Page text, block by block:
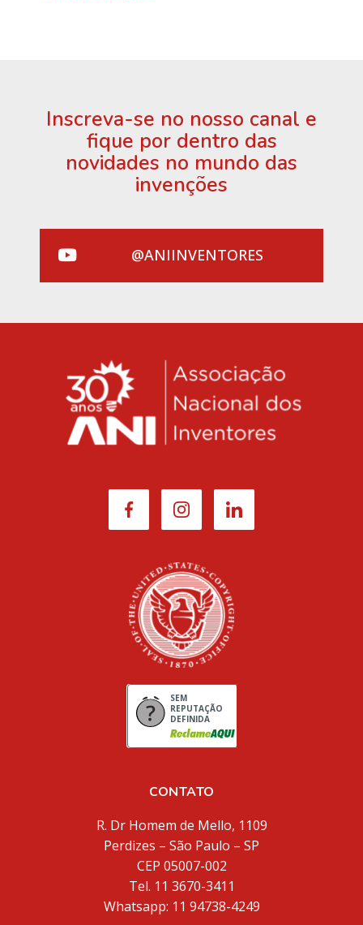
Inscreva-se no nosso canal e
fique por dentro das
novidades no mundo das
invenções
@ANIINVENTORES
SEM
REPUTAÇÃO
DEFINIDA
CONTATO
R. Dr Homem de Mello, 1109
Perdizes – São Paulo – SP
CEP 05007-002
Tel. 11 3670-3411
Whatsapp: 11 94738-4249